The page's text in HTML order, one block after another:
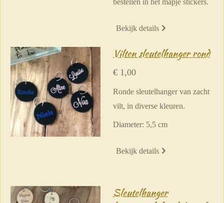
bestellen in het mapje stickers.
Bekijk details
Vilten sleutelhanger rond
€ 1,00
Ronde sleutelhanger van zacht
vilt, in diverse kleuren.
Diameter: 5,5 cm
Bekijk details
Sleutelhanger